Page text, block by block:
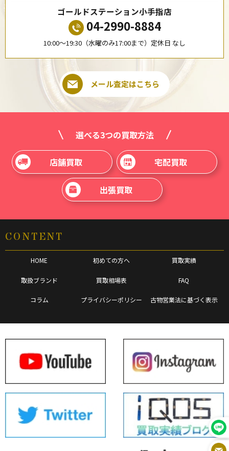
ゴールドステーション小手指店
04-2990-8884
10:00〜19:30（水曜のみ17:00まで）定休日 なし
メール査定はこちら
選べる3つの買取方法
店舗買取 宅配買取
出張買取
CONTENT
HOME 初めての方へ 買取実績
取扱ブランド 買取相場表 FAQ
コラム プライバシーポリシー 古物営業法に基づく表示